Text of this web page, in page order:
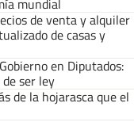
mundial
de venta y alquiler
de casas y
en Diputados:
ser ley
de la hojarasca que el